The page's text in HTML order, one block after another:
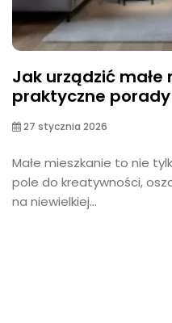
Jak urządzić małe
praktyczne porady
27 stycznia 2026
Małe mieszkanie to nie
pole do kreatywności,
na niewielkiej...